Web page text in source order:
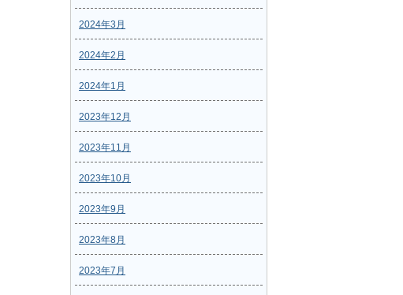
2024年3月
2024年2月
2024年1月
2023年12月
2023年11月
2023年10月
2023年9月
2023年8月
2023年7月